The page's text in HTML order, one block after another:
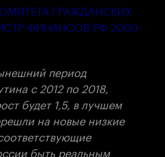
ГРАЖДАНСКИХ
ФИНАНСОВ РФ 2000-
период
с 2012 по 2018,
будет 1,5, в лучшем
на новые низкие
быть реальным